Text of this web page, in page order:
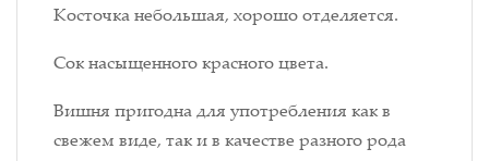
Косточка небольшая, хорошо отделяется.
Сок насыщенного красного цвета.
Вишня пригодна для употребления как в
свежем виде, так и в качестве разного рода